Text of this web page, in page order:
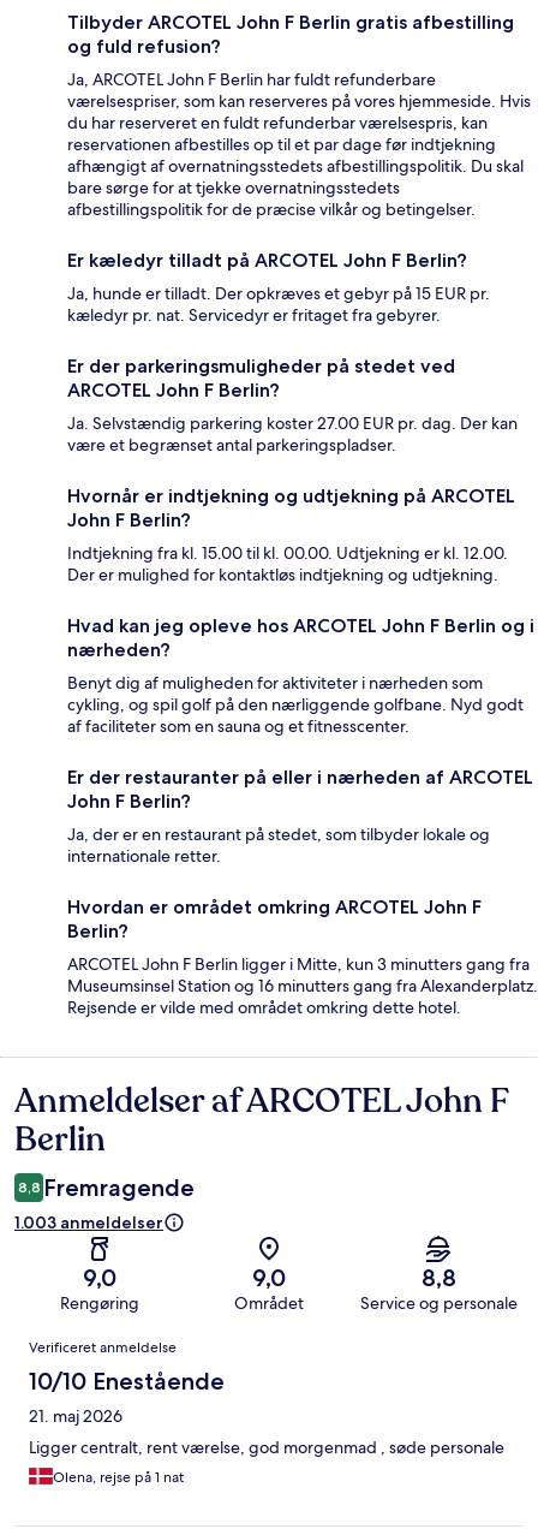
Tilbyder ARCOTEL John F Berlin gratis afbestilling
og fuld refusion?
Ja, ARCOTEL John F Berlin har fuldt refunderbare
værelsespriser, som kan reserveres på vores hjemmeside. Hvis
du har reserveret en fuldt refunderbar værelsespris, kan
reservationen afbestilles op til et par dage før indtjekning
afhængigt af overnatningsstedets afbestillingspolitik. Du skal
bare sørge for at tjekke overnatningsstedets
afbestillingspolitik for de præcise vilkår og betingelser.
Er kæledyr tilladt på ARCOTEL John F Berlin?
Ja, hunde er tilladt. Der opkræves et gebyr på 15 EUR pr.
kæledyr pr. nat. Servicedyr er fritaget fra gebyrer.
Er der parkeringsmuligheder på stedet ved
ARCOTEL John F Berlin?
Ja. Selvstændig parkering koster 27.00 EUR pr. dag. Der kan
være et begrænset antal parkeringspladser.
Hvornår er indtjekning og udtjekning på ARCOTEL
John F Berlin?
Indtjekning fra kl. 15.00 til kl. 00.00. Udtjekning er kl. 12.00.
Der er mulighed for kontaktløs indtjekning og udtjekning.
Hvad kan jeg opleve hos ARCOTEL John F Berlin og i
nærheden?
Benyt dig af muligheden for aktiviteter i nærheden som
cykling, og spil golf på den nærliggende golfbane. Nyd godt
af faciliteter som en sauna og et fitnesscenter.
Er der restauranter på eller i nærheden af ARCOTEL
John F Berlin?
Ja, der er en restaurant på stedet, som tilbyder lokale og
internationale retter.
Hvordan er området omkring ARCOTEL John F
Berlin?
ARCOTEL John F Berlin ligger i Mitte, kun 3 minutters gang fra
Museumsinsel Station og 16 minutters gang fra Alexanderplatz.
Rejsende er vilde med området omkring dette hotel.
Anmeldelser
Anmeldelser af ARCOTEL John F
Berlin
8,8 Fremragende
1.003 anmeldelser
9,0
Rengøring
9,0
Området
8,8
Service og personale
Anmeldelser
Verificeret anmeldelse
10/10 Enestående
21. maj 2026
Ligger centralt, rent værelse, god morgenmad , søde personale
Olena, rejse på 1 nat